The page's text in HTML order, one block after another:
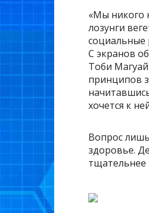
«Мы никого
лозунги
социальные
С экранов
Тоби
принципов
хочется к
Вопрос
здоровье.
тщательнее